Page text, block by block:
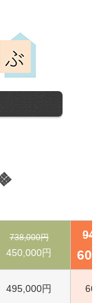
738,000円
450,000円
495,000円